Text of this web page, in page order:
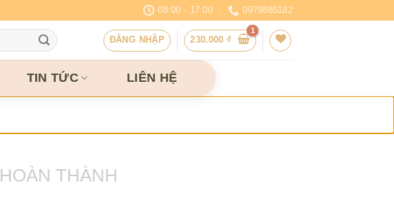
08:00 - 17:00 0979885182
ĐĂNG NHẬP 230.000₫
TIN TỨC LIÊN HỆ
HOÀN THÀNH